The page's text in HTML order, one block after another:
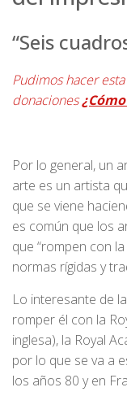
“Seis
Pudimos hacer
donaciones
Por lo general, un
arte es un artista
que se viene
es común que los
que “rompen con
normas rígidas y
Lo interesante de
romper él con la
inglesa), la Royal
por lo que se va a
los años 80 y en